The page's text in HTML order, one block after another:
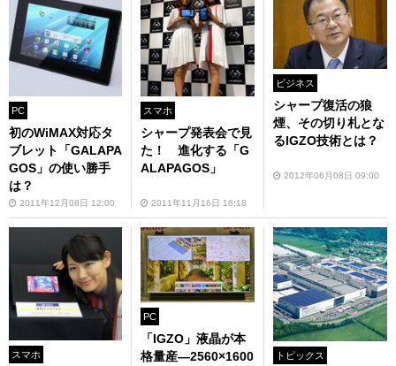
PC
初のWiMAX対応タ
ブレット「GALAPA
GOS」の使い勝手
は？
2011年12月08日 12:00
スマホ
シャープ発表会で見
た！ 進化する「G
ALAPAGOS」
2011年11月16日 16:18
ビジネス
シャープ復活の狼
煙、その切り札とな
るIGZO技術とは？
2012年06月08日 09:00
スマホ
PC
「IGZO」液晶が本
格量産—2560×1600
トピックス